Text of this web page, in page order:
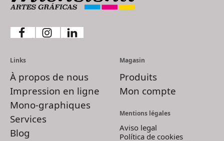
Links
À propos de nous
Impression en ligne
Mono-graphiques
Services
Blog
Magasin
Produits
Mon compte
Mentions légales
Aviso legal
Política de cookies